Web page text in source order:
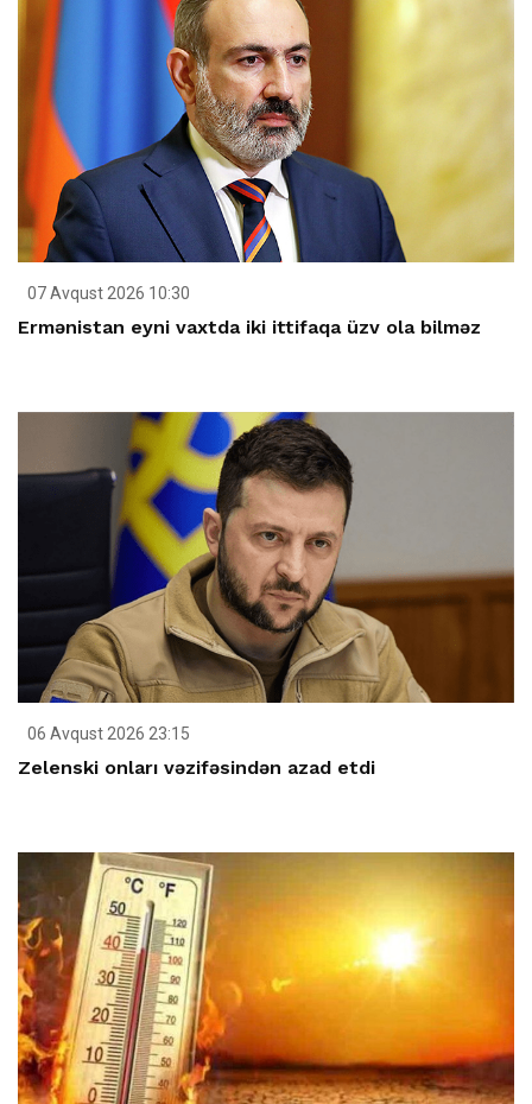
07 Avqust 2026 10:30
Ermənistan eyni vaxtda iki ittifaqa üzv ola bilməz
06 Avqust 2026 23:15
Zelenski onları vəzifəsindən azad etdi